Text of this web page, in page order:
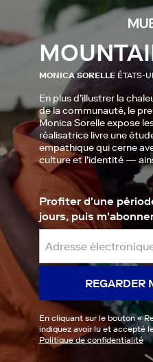
MONICA SORELLE ÉTATS-
En plus d’illustrer la
de la communauté, le
Monica Sorelle expose
réalisatrice livre une
empathique qui cerne
culture et l’identité —
Profiter d'une
jours, puis
REGARDER
En cliquant sur le bouton «
indiquez avoir lu et accepté
Politique de confidentialité